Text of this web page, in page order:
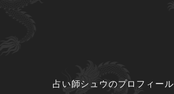
占い師シュウのプロフィール